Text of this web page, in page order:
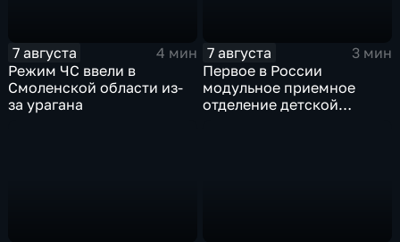
7 августа
4 мин
Режим ЧС ввели в
Смоленской области из-
за урагана
7 августа
3 мин
Первое в России
модульное приемное
отделение детской